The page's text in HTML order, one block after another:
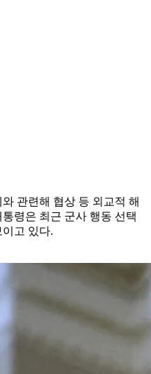
관련해 협상 등 외교적 해
령은 최근 군사 행동 선택
고 있다.